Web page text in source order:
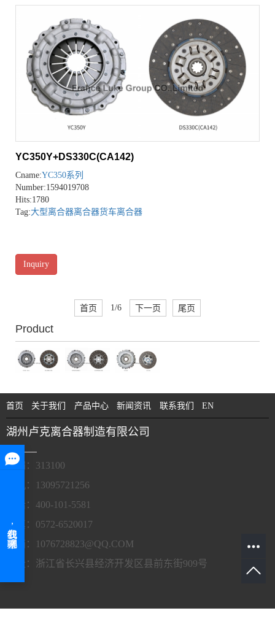
YC350Y+DS330C(CA142)
Cname:YC350系列
Number:1594019708
Hits:1780
Tag:大型离合器离合器货车离合器
Inquiry
首页 1/6 下一页 尾页
Product
首页 关于我们 产品中心 新闻资讯 联系我们 EN
湖州卢克离合器制造有限公司
邮编：313100
手机：13095721256
电话：400-101-5581
传真：0572-6520017
邮箱：1076728823@QQ.COM
地址：浙江省长兴县经济开发区县前东街909号